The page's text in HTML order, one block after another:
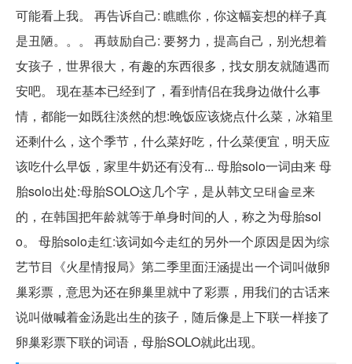
可能看上我。 再告诉自己: 瞧瞧你，你这幅妄想的样子真
是丑陋。。。 再鼓励自己: 要努力，提高自己，别光想着
女孩子，世界很大，有趣的东西很多，找女朋友就随遇而
安吧。 现在基本已经到了，看到情侣在我身边做什么事
情，都能一如既往淡然的想:晚饭应该烧点什么菜，冰箱里
还剩什么，这个季节，什么菜好吃，什么菜便宜，明天应
该吃什么早饭，家里牛奶还有没有... 母胎solo一词由来 母
胎solo出处:母胎SOLO这几个字，是从韩文모태솔로来
的，在韩国把年龄就等于单身时间的人，称之为母胎sol
o。 母胎solo走红:该词如今走红的另外一个原因是因为综
艺节目《火星情报局》第二季里面汪涵提出一个词叫做卵
巢彩票，意思为还在卵巢里就中了彩票，用我们的古话来
说叫做喊着金汤匙出生的孩子，随后像是上下联一样接了
卵巢彩票下联的词语，母胎SOLO就此出现。